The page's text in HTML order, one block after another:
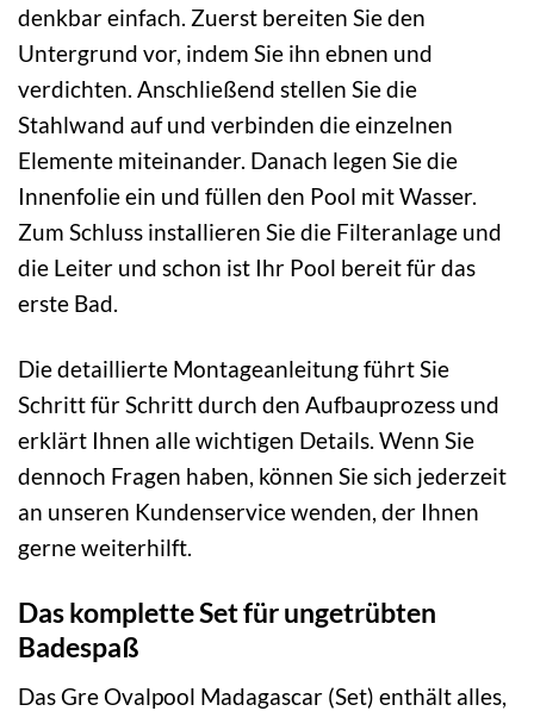
denkbar einfach. Zuerst bereiten Sie den
Untergrund vor, indem Sie ihn ebnen und
verdichten. Anschließend stellen Sie die
Stahlwand auf und verbinden die einzelnen
Elemente miteinander. Danach legen Sie die
Innenfolie ein und füllen den Pool mit Wasser.
Zum Schluss installieren Sie die Filteranlage und
die Leiter und schon ist Ihr Pool bereit für das
erste Bad.
Die detaillierte Montageanleitung führt Sie
Schritt für Schritt durch den Aufbauprozess und
erklärt Ihnen alle wichtigen Details. Wenn Sie
dennoch Fragen haben, können Sie sich jederzeit
an unseren Kundenservice wenden, der Ihnen
gerne weiterhilft.
Das komplette Set für ungetrübten
Badespaß
Das Gre Ovalpool Madagascar (Set) enthält alles,